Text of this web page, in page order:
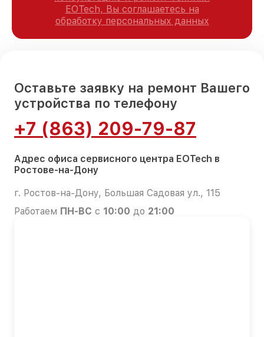
EOTech, Вы соглашаетесь на
обработку персональных данных
Оставьте заявку на ремонт Вашего
устройства по телефону
+7 (863) 209-79-87
Адрес офиса сервисного центра EOTech в
Ростове-на-Дону
г. Ростов-на-Дону, Большая Садовая ул., 115
Работаем ПН-ВС с 10:00 до 21:00